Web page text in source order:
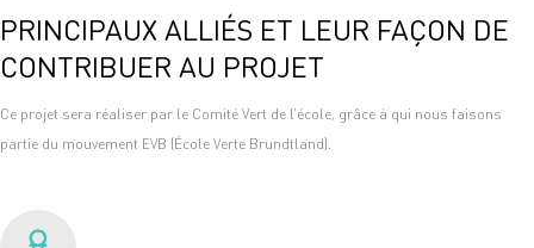
PRINCIPAUX ALLIÉS ET LEUR FAÇON DE
CONTRIBUER AU PROJET
Ce projet sera réaliser par le Comité Vert de l’école, grâce à qui nous faisons
partie du mouvement EVB (École Verte Brundtland).